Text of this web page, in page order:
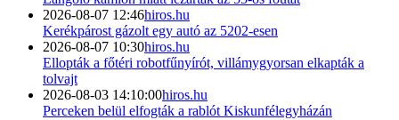
2026-08-07 12:46hiros.hu
Kerékpárost gázolt egy autó az 5202-esen
2026-08-07 10:30hiros.hu
Ellopták a főtéri robotfűnyírót, villámygyorsan elkapták a
tolvajt
2026-08-03 14:10:00hiros.hu
Perceken belül elfogták a rablót Kiskunfélegyházán